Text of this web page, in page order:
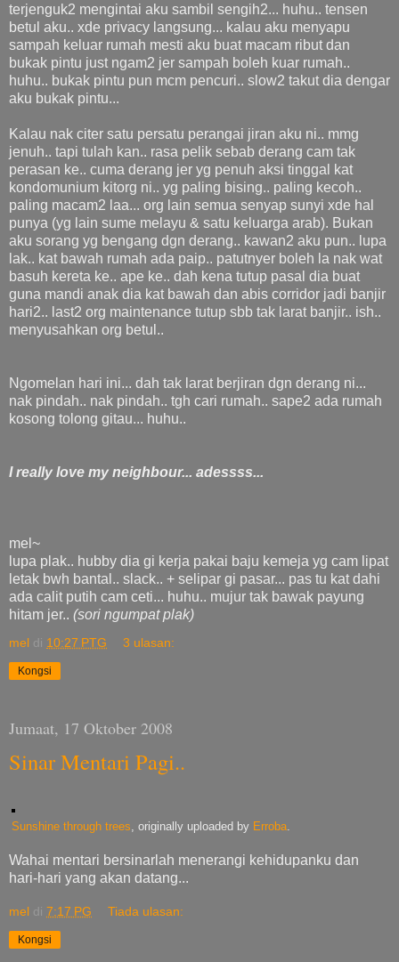
terjenguk2 mengintai aku sambil sengih2... huhu.. tensen
betul aku.. xde privacy langsung... kalau aku menyapu
sampah keluar rumah mesti aku buat macam ribut dan
bukak pintu just ngam2 jer sampah boleh kuar rumah..
huhu.. bukak pintu pun mcm pencuri.. slow2 takut dia dengar
aku bukak pintu...
Kalau nak citer satu persatu perangai jiran aku ni.. mmg
jenuh.. tapi tulah kan.. rasa pelik sebab derang cam tak
perasan ke.. cuma derang jer yg penuh aksi tinggal kat
kondomunium kitorg ni.. yg paling bising.. paling kecoh..
paling macam2 laa... org lain semua senyap sunyi xde hal
punya (yg lain sume melayu & satu keluarga arab). Bukan
aku sorang yg bengang dgn derang.. kawan2 aku pun.. lupa
lak.. kat bawah rumah ada paip.. patutnyer boleh la nak wat
basuh kereta ke.. ape ke.. dah kena tutup pasal dia buat
guna mandi anak dia kat bawah dan abis corridor jadi banjir
hari2.. last2 org maintenance tutup sbb tak larat banjir.. ish..
menyusahkan org betul..
Ngomelan hari ini... dah tak larat berjiran dgn derang ni...
nak pindah.. nak pindah.. tgh cari rumah.. sape2 ada rumah
kosong tolong gitau... huhu..
I really love my neighbour... adessss...
mel~
lupa plak.. hubby dia gi kerja pakai baju kemeja yg cam lipat
letak bwh bantal.. slack.. + selipar gi pasar... pas tu kat dahi
ada calit putih cam ceti... huhu.. mujur tak bawak payung
hitam jer.. (sori ngumpat plak)
mel di 10:27 PTG 3 ulasan:
Kongsi
Jumaat, 17 Oktober 2008
Sinar Mentari Pagi..
Sunshine through trees, originally uploaded by Erroba.
Wahai mentari bersinarlah menerangi kehidupanku dan
hari-hari yang akan datang...
mel di 7:17 PG Tiada ulasan:
Kongsi